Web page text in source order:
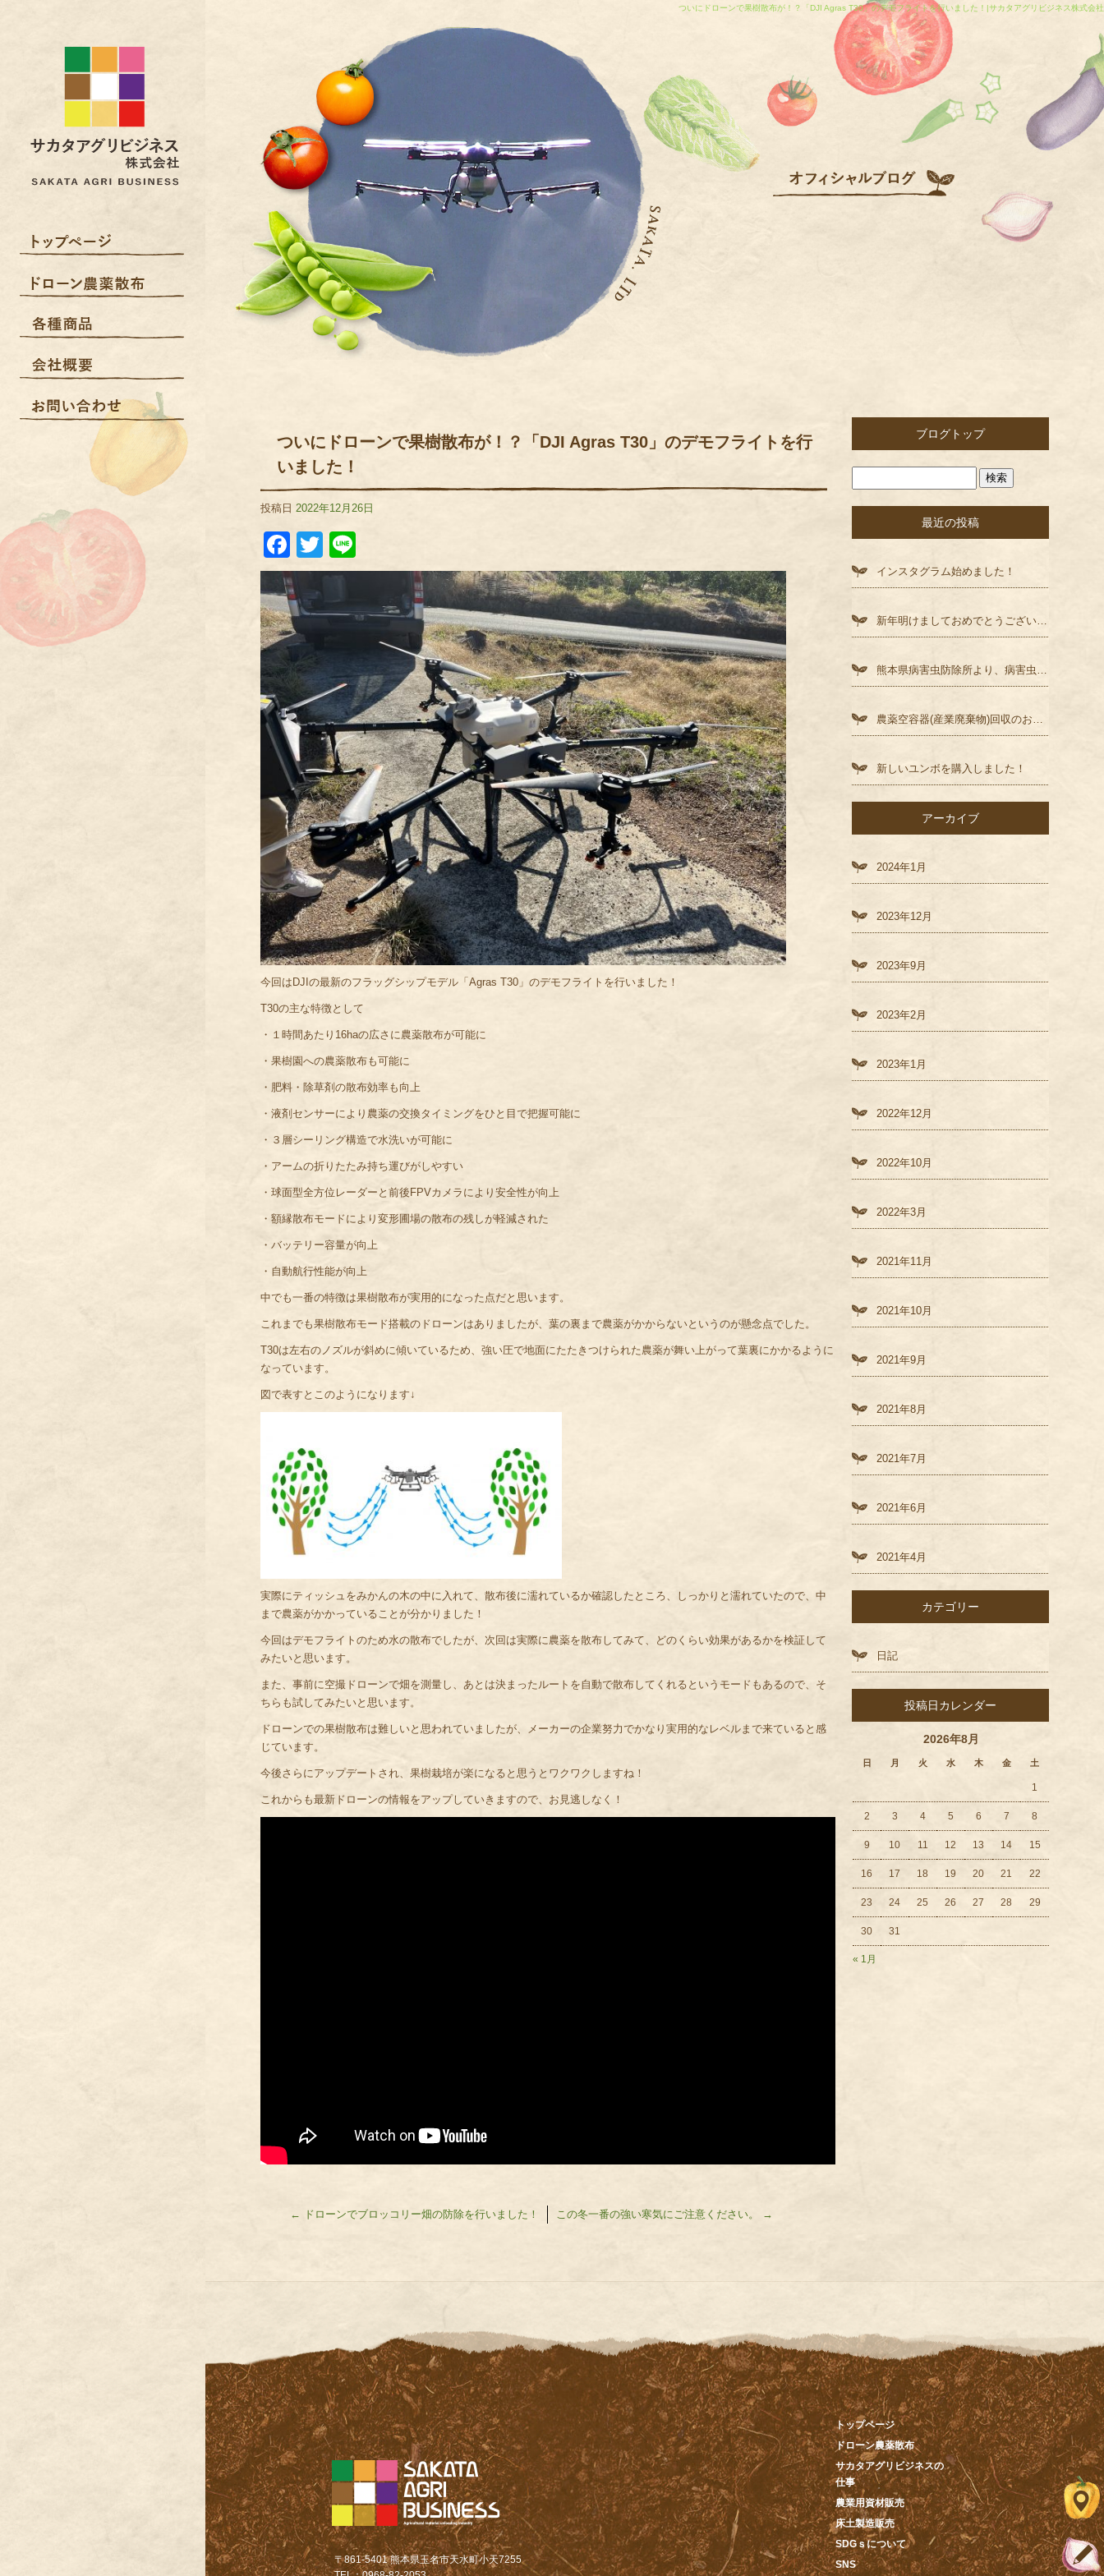
ついにドローンで果樹散布が！？「DJI Agras T30」のデモフライトを行いました！|サカタアグリビジネス株式会社
ついにドローンで果樹散布が！？「DJI Agras T30」のデモフライトを行
いました！
投稿日 2022年12月26日
Facebook
Twitter
今回はDJIの最新のフラッグシップモデル「Agras T30」のデモフライトを行いました！
T30の主な特徴として
・１時間あたり16haの広さに農薬散布が可能に
・果樹園への農薬散布も可能に
・肥料・除草剤の散布効率も向上
・液剤センサーにより農薬の交換タイミングをひと目で把握可能に
・３層シーリング構造で水洗いが可能に
・アームの折りたたみ持ち運びがしやすい
・球面型全方位レーダーと前後FPVカメラにより安全性が向上
・額縁散布モードにより変形圃場の散布の残しが軽減された
・バッテリー容量が向上
・自動航行性能が向上
中でも一番の特徴は果樹散布が実用的になった点だと思います。
これまでも果樹散布モード搭載のドローンはありましたが、葉の裏まで農薬がかからないというのが懸念点でした。
T30は左右のノズルが斜めに傾いているため、強い圧で地面にたたきつけられた農薬が舞い上がって葉裏にかかるように
なっています。
図で表すとこのようになります↓
実際にティッシュをみかんの木の中に入れて、散布後に濡れているか確認したところ、しっかりと濡れていたので、中
まで農薬がかかっていることが分かりました！
今回はデモフライトのため水の散布でしたが、次回は実際に農薬を散布してみて、どのくらい効果があるかを検証して
みたいと思います。
また、事前に空撮ドローンで畑を測量し、あとは決まったルートを自動で散布してくれるというモードもあるので、そ
ちらも試してみたいと思います。
ドローンでの果樹散布は難しいと思われていましたが、メーカーの企業努力でかなり実用的なレベルまで来ていると感
じています。
今後さらにアップデートされ、果樹栽培が楽になると思うとワクワクしますね！
これからも最新ドローンの情報をアップしていきますので、お見逃しなく！
← ドローンでブロッコリー畑の防除を行いました！ この冬一番の強い寒気にご注意ください。 →
ブログトップ
最近の投稿
インスタグラム始めました！
新年明けましておめでとうございます！
熊本県病害虫防除所より、病害虫発生予察情報第9号（12月予報）が発表されました。
農薬空容器(産業廃棄物)回収のお知らせ
新しいユンボを購入しました！
アーカイブ
2024年1月
2023年12月
2023年9月
2023年2月
2023年1月
2022年12月
2022年10月
2022年3月
2021年11月
2021年10月
2021年9月
2021年8月
2021年7月
2021年6月
2021年4月
カテゴリー
日記
投稿日カレンダー
2026年8月
日 月 火 水 木 金 土
« 1月
1
2 3 4 5 6 7 8
9 10 11 12 13 14 15
16 17 18 19 20 21 22
23 24 25 26 27 28 29
30 31
トップページ
ドローン農薬散布
サカタアグリビジネスの
仕事
農業用資材販売
床土製造販売
SDGｓについて
SNS
〒861-5401 熊本県玉名市天水町小天7255